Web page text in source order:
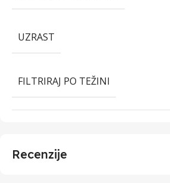
UZRAST
FILTRIRAJ PO TEŽINI
Recenzije